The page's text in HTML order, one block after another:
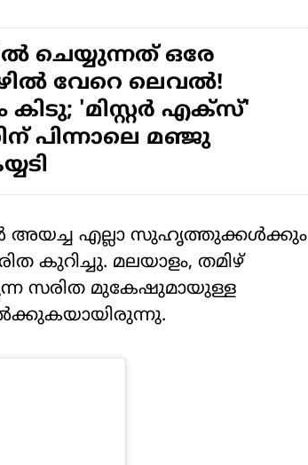
ചെയ്യുന്നത് ഒരേ
വേറെ ലെവൽ!
'മിസ്റ്റർ എക്സ്'
പിന്നാലെ മഞ്ജു
അയച്ച എല്ലാ സുഹൃത്തുക്കൾക്കും
കുറിച്ചു. മലയാളം, തമിഴ്
സരിത മുകേഷുമായുള്ള